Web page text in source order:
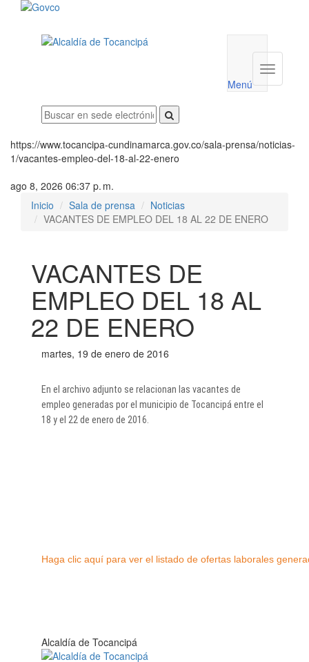
utilidades
Menú
Menú
https://www.tocancipa-cundinamarca.gov.co/sala-prensa/noticias-
1/vacantes-empleo-del-18-al-22-enero
ago 8, 2026 06:37 p. m.
Inicio
Sala de prensa
Noticias
VACANTES DE EMPLEO DEL 18 AL 22 DE ENERO
VACANTES DE
EMPLEO DEL 18 AL
22 DE ENERO
martes, 19 de enero de 2016
En el archivo adjunto se relacionan las vacantes de
empleo generadas por el municipio de Tocancipá entre el
18 y el 22 de enero de 2016.​
Haga ​clic aquí para ver el listado de ofertas laborales
Alcaldía de Tocancipá